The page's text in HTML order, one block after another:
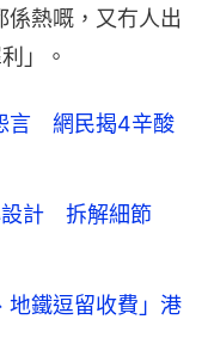
係熱嘅，又冇人出
」。
言 網民揭4辛酸
設計 拆解細節
地鐵逗留收費」港